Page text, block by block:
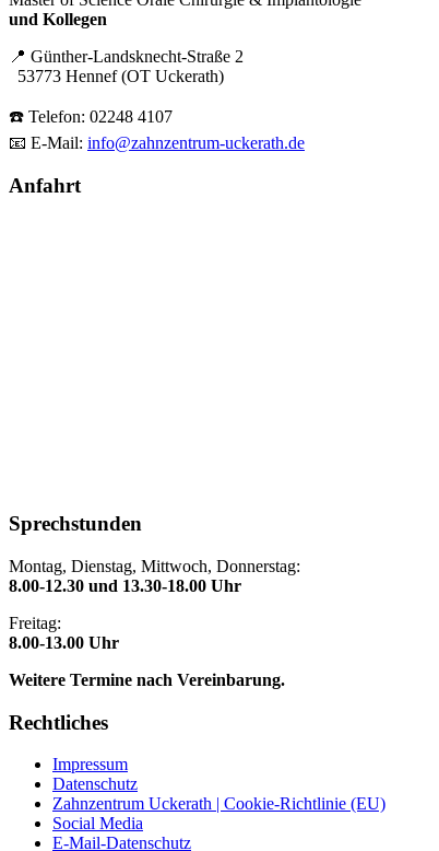
und Kollegen
📍 Günther-Landsknecht-Straße 2
53773 Hennef (OT Uckerath)
☎️ Telefon: 02248 4107
📧 E-Mail: info@zahnzentrum-uckerath.de
Anfahrt
Sprechstunden
Montag, Dienstag, Mittwoch, Donnerstag:
8.00-12.30 und 13.30-18.00 Uhr
Freitag:
8.00-13.00 Uhr
Weitere Termine nach Vereinbarung.
Rechtliches
Impressum
Datenschutz
Zahnzentrum Uckerath | Cookie-Richtlinie (EU)
Social Media
E-Mail-Datenschutz